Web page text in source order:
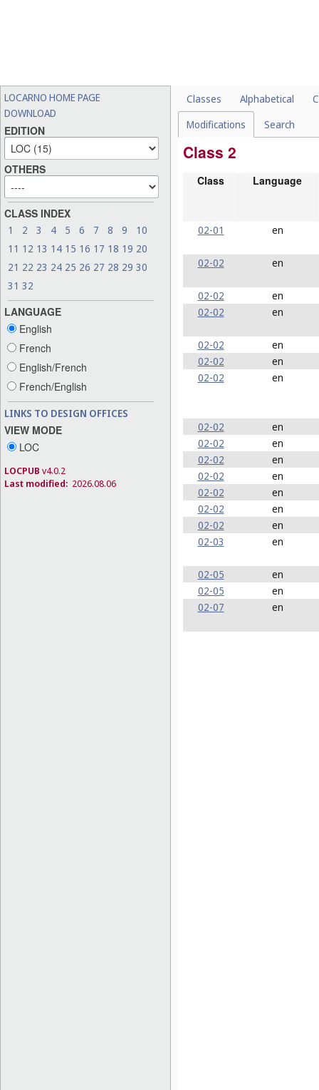
LOCARNO HOME PAGE
DOWNLOAD
EDITION
OTHERS
CLASS INDEX
1 2 3 4 5 6 7 8 9
10
11 12 13 14 15 16 17 18 19 20
21 22 23 24 25 26 27 28 29 30
31 32
LANGUAGE
English
French
English/French
French/English
LINKS TO DESIGN OFFICES
VIEW MODE
LOC
LOCPUB v4.0.2
Last modified: 2026.08.06
Classes Alphabetical
Modifications
Search
Class 2
Class Language
02-01 en
02-02 en
02-02
en
02-02
en
02-02
en
02-02
en
02-02
en
02-02
en
02-02
en
02-02
en
02-02
en
02-02
en
02-02
en
02-02
en
02-03
en
02-05
en
02-05
en
02-07
en